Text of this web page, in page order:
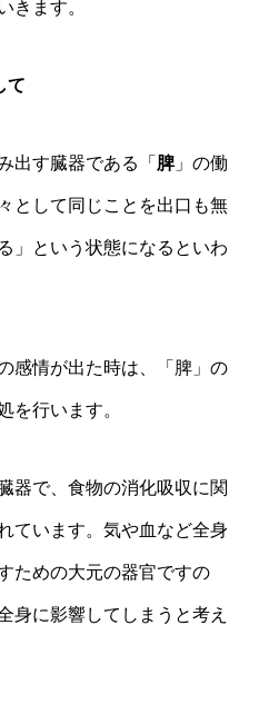
きます。
て
出す臓器である「 脾」の働
として同じことを出口も無
」という状態になるといわ
感情が出た時は、「脾」の
を行います。
器で、食物の消化吸収に関
ています。気や血など全身
ための大元の器官ですの
身に影響してしまうと考え